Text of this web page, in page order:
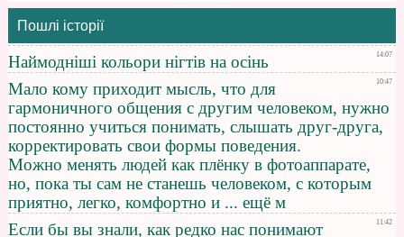
Пошлі історії